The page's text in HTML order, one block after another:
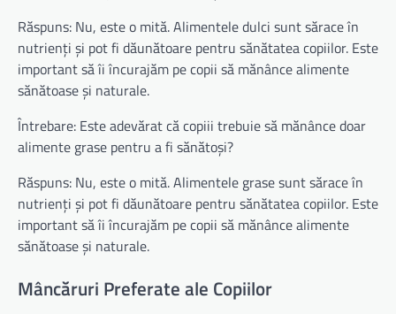
Răspuns: Nu, este o mită. Alimentele dulci sunt sărace în
nutrienți și pot fi dăunătoare pentru sănătatea copiilor. Este
important să îi încurajăm pe copii să mănânce alimente
sănătoase și naturale.
Întrebare: Este adevărat că copiii trebuie să mănânce doar
alimente grase pentru a fi sănătoși?
Răspuns: Nu, este o mită. Alimentele grase sunt sărace în
nutrienți și pot fi dăunătoare pentru sănătatea copiilor. Este
important să îi încurajăm pe copii să mănânce alimente
sănătoase și naturale.
Mâncăruri Preferate ale Copiilor